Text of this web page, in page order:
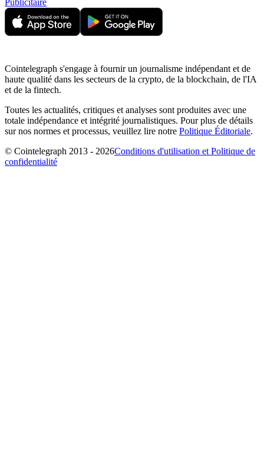
Publicitaire
Cointelegraph s'engage à fournir un journalisme indépendant et de
haute qualité dans les secteurs de la crypto, de la blockchain, de l'IA
et de la fintech.
Toutes les actualités, critiques et analyses sont produites avec une
totale indépendance et intégrité journalistiques. Pour plus de détails
sur nos normes et processus, veuillez lire notre Politique Éditoriale.
© Cointelegraph 2013 - 2026Conditions d'utilisation et Politique de
confidentialité